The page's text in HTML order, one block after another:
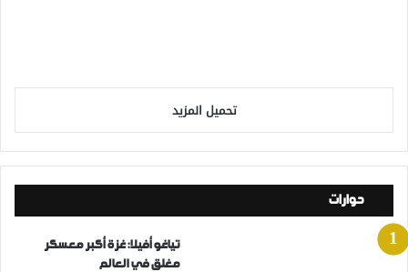
تحميل المزيد
حوارات
تياغو أفيلا: غزة أكبر معسكر
مغلق في العالم